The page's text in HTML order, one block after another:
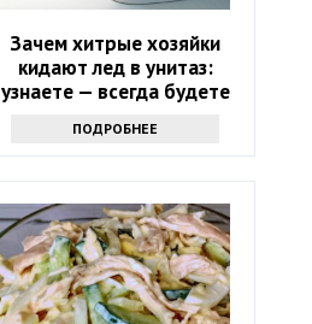
Зачем хитрые хозяйки
кидают лед в унитаз:
узнаете — всегда будете
ПОДРОБНЕЕ